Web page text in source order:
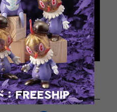
ていただきます。